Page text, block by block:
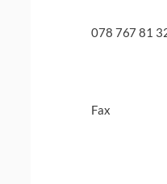
078 767 81
Fax